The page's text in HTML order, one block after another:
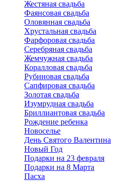
Жестяная свадьба
Фаянсовая свадьба
Оловянная свадьба
Хрустальная свадьба
Фарфоровая свадьба
Серебряная свадьба
Жемчужная свадьба
Коралловая свадьба
Рубиновая свадьба
Сапфировая свадьба
Золотая свадьба
Изумрудная свадьба
Бриллиантовая свадьба
Рождение ребенка
Новоселье
День Святого Валентина
Новый Год
Подарки на 23 февраля
Подарки на 8 Марта
Пасха